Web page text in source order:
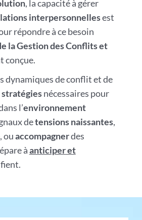
, la capacité à gérer
interpersonnellesest
répondre à ce besoin
la Gestion des Conflits et
conçue.
dynamiques de conflit et de
stratégiesnécessaires pour
l’environnement
detensions naissantes,
ouaccompagnerdes
àanticiper et